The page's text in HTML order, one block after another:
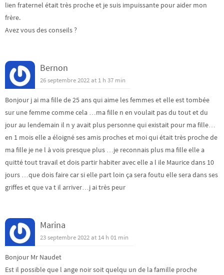
lien fraternel était très proche et je suis impuissante pour aider mon
frère.
Avez vous des conseils ?
Bernon
26 septembre 2022 at 1 h 37 min
Bonjour j ai ma fille de 25 ans qui aime les femmes et elle est tombée
sur une femme comme cela …ma fille n en voulait pas du tout et du
jour au lendemain il n y avait plus personne qui existait pour ma fille…
en 1 mois elle a éloigné ses amis proches et moi qui était très proche de
ma fille je ne l à vois presque plus …je reconnais plus ma fille elle a
quitté tout travail et dois partir habiter avec elle a l ile Maurice dans 10
jours …que dois faire car si elle part loin ça sera foutu elle sera dans ses
griffes et que va t il arriver…j ai très peur
Marina
23 septembre 2022 at 14 h 01 min
Bonjour Mr Naudet
Est il possible que l ange noir soit quelqu un de la famille proche